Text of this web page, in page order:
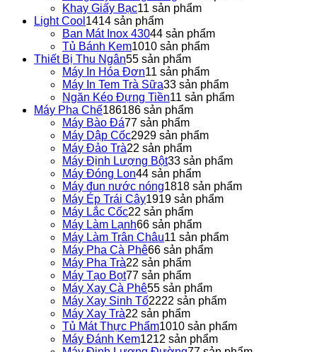
Khay Giấy Bạc11 sản phẩm
Light Cool 1414 sản phẩm
Ban Mát Inox 43044 sản phẩm
Tủ Bánh Kem1010 sản phẩm
Thiết Bị Thu Ngân55 sản phẩm
Máy In Hóa Đơn11 sản phẩm
Máy In Tem Trà Sữa33 sản phẩm
Ngăn Kéo Đựng Tiền11 sản phẩm
Máy Pha Chế186186 sản phẩm
Máy Bào Đá77 sản phẩm
Máy Dập Cốc2929 sản phẩm
Máy Đảo Trà22 sản phẩm
Máy Định Lượng Bột33 sản phẩm
Máy Đóng Lon44 sản phẩm
Máy đun nước nóng1818 sản phẩm
Máy Ép Trái Cây1919 sản phẩm
Máy Lắc Cốc22 sản phẩm
Máy Làm Lạnh66 sản phẩm
Máy Làm Trân Châu11 sản phẩm
Máy Pha Cà Phê66 sản phẩm
Máy Pha Trà22 sản phẩm
Máy Tạo Bọt77 sản phẩm
Máy Xay Cà Phê55 sản phẩm
Máy Xay Sinh Tố2222 sản phẩm
Máy Xay Trà22 sản phẩm
Tủ Mát Thực Phẩm1010 sản phẩm
Máy Đánh Kem1212 sản phẩm